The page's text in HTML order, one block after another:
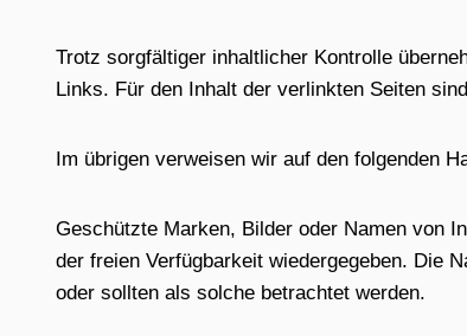
Trotz sorgfältiger inhaltlicher Kontrolle
Links. Für den Inhalt der verlinkten Seiten
Im übrigen verweisen wir auf den folgenden
Geschützte Marken, Bilder oder Namen von
der freien Verfügbarkeit wiedergegeben. Die
oder sollten als solche betrachtet werden.